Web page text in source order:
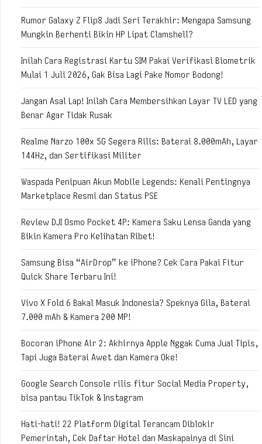
Rumor Galaxy Z Flip8 Jadi Seri Terakhir: Mengapa Samsung
Mungkin Berhenti Bikin HP Lipat Clamshell?
Inilah Cara Registrasi Kartu SIM Pakai Verifikasi Biometrik
Mulai 1 Juli 2026, Gak Bisa Lagi Pake Nomor Bodong!
Jangan Asal Lap! Inilah Cara Membersihkan Layar TV LED yang
Benar Agar Tidak Rusak
Realme Narzo 100x 5G Segera Rilis: Baterai 8.000mAh, Layar
144Hz, dan Sertifikasi Militer
Waspada Penipuan Akun Mobile Legends: Kenali Pentingnya
Marketplace Resmi dan Status PSE
Review DJI Osmo Pocket 4P: Kamera Saku Lensa Ganda yang
Bikin Kamera Pro Kelihatan Ribet!
Samsung Bisa “AirDrop” ke iPhone? Cek Cara Pakai Fitur
Quick Share Terbaru Ini!
Vivo X Fold 6 Bakal Masuk Indonesia? Speknya Gila, Baterai
7.000 mAh & Kamera 200 MP!
Bocoran iPhone Air 2: Akhirnya Apple Nggak Cuma Jual Tipis,
Tapi Juga Baterai Awet dan Kamera Oke!
Google Search Console rilis fitur Social Media Property,
bisa pantau TikTok & Instagram
Hati-hati! 22 Platform Digital Terancam Diblokir
Pemerintah, Cek Daftar Hotel dan Maskapainya di Sini